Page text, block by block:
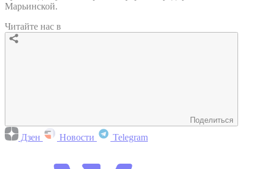
Марьинской.
Читайте нас в
Поделиться
Дзен Новости Telegram